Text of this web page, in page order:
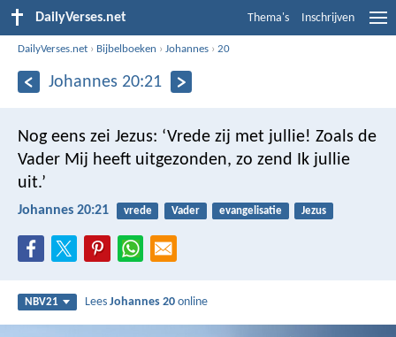
DailyVerses.net Thema's Inschrijven
DailyVerses.net › Bijbelboeken ›Johannes ›20
Johannes 20:21
Nog eens zei Jezus: ‘Vrede zij met jullie! Zoals de
Vader Mij heeft uitgezonden, zo zend Ik jullie
uit.’
Johannes 20:21 vrede Vader evangelisatie Jezus
NBV21 LeesJohannes 20 online